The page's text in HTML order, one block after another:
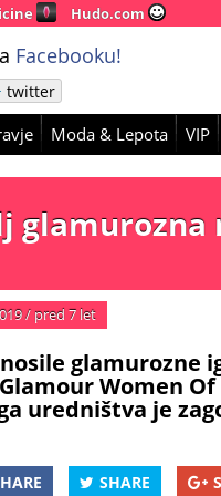
Hudo.com
Facebooku!
twitter
Moda & Lepota VIP
glamurozna
/ pred 7 let
glamurozne
Women Of
uredništva je
SHARE